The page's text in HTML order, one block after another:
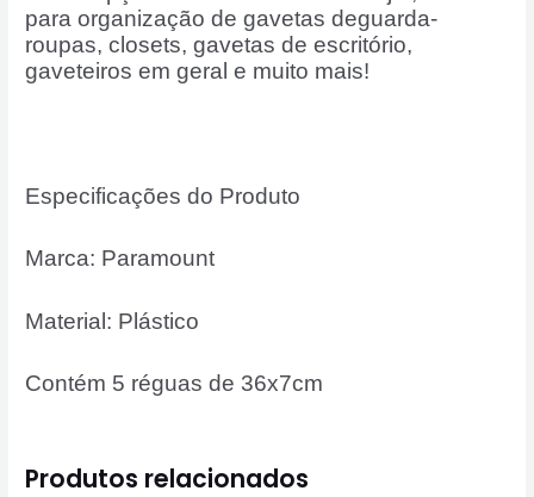
para organização de gavetas deguarda-
roupas, closets, gavetas de escritório,
gaveteiros em geral e muito mais!
Especificações do Produto
Marca: Paramount
Material: Plástico
Contém 5 réguas de 36x7cm
Produtos relacionados